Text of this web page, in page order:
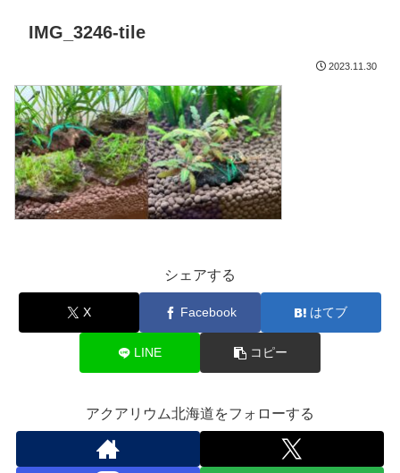
IMG_3246-tile
2023.11.30
シェアする
X Facebook はてブ
LINE コピー
アクアリウム北海道をフォローする